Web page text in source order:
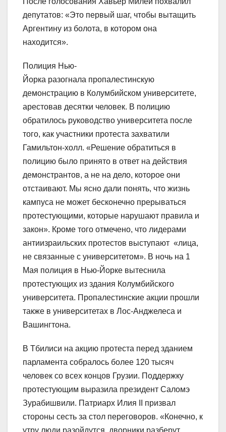
депутатов: «Это первый шаг, чтобы вытащить
Аргентину из болота, в котором она
находится».
Полиция Нью-
Йорка разогнала пропалестинскую
демонстрацию в Колумбийском университете,
арестовав десятки человек. В полицию
обратилось руководство университета после
того, как участники протеста захватили
Гамильтон-холл. «Решение обратиться в
полицию было принято в ответ на действия
демонстрантов, а не на дело, которое они
отстаивают. Мы ясно дали понять, что жизнь
кампуса не может бесконечно прерываться
протестующими, которые нарушают правила и
закон». Кроме того отмечено, что лидерами
антиизраильских протестов выступают «лица,
не связанные с университетом». В ночь на 1
Мая полиция в Нью-Йорке вытеснила
протестующих из здания Колумбийского
университета. Пропалестинские акции прошли
также в университетах в Лос-Анджелеса и
Вашингтона.
В Тбилиси на акцию протеста перед зданием
парламента собралось более 120 тысяч
человек со всех концов Грузии. Поддержку
протестующим выразила президент Саломэ
Зурабишвили. Патриарх Илия II призвал
стороны сесть за стол переговоров. «Конечно, к
утру люди разойдутся, дворники разберут